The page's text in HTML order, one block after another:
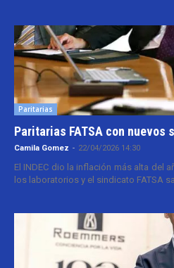
Paritarias
Paritarias FATSA con nuevos
Camila Gomez - 22/04/2026 14:30
El INDEC dio la inflación más alta del
los laboratorios y el sindicato FATSA